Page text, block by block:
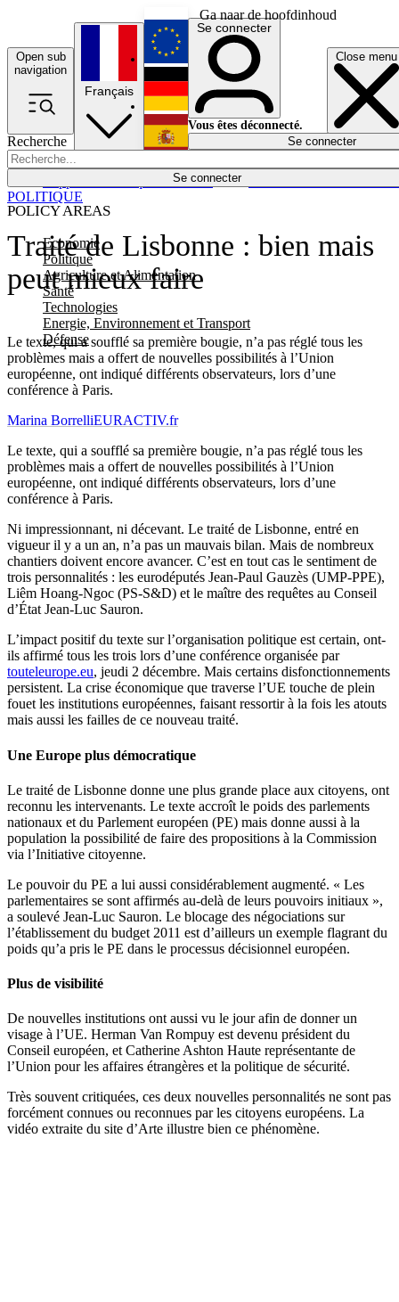
Ga naar de hoofdinhoud
Open sub
navigation
Close menu
Recherche
Se connecter
POLICY AREAS
Economie
Politique
Agriculture et Alimentation
Santé
Technologies
Energie, Environnement et Transport
Défense
Économie
Français
English
Deutsch
Español
Se connecter
Vous êtes déconnecté.
Se connecter
Traité de Lisbonne : bien mais
peut mieux faire
Le texte, qui a soufflé sa première bougie, n’a pas réglé tous les
problèmes mais a offert de nouvelles possibilités à l’Union
européenne, ont indiqué différents observateurs, lors d’une
conférence à Paris.
POLITIQUE
Marina BorrelliEURACTIV.fr
Le texte, qui a soufflé sa première bougie, n’a pas réglé tous les
problèmes mais a offert de nouvelles possibilités à l’Union
européenne, ont indiqué différents observateurs, lors d’une
conférence à Paris.
Ni impressionnant, ni décevant. Le traité de Lisbonne, entré en
vigueur il y a un an, n’a pas un mauvais bilan. Mais de nombreux
chantiers doivent encore avancer. C’est en tout cas le sentiment de
trois personnalités : les eurodéputés Jean-Paul Gauzès (UMP-PPE),
Liêm Hoang-Ngoc (PS-S&D) et le maître des requêtes au Conseil
d’État Jean-Luc Sauron.
L’impact positif du texte sur l’organisation politique est certain, ont-
ils affirmé tous les trois lors d’une conférence organisée par
touteleurope.eu, jeudi 2 décembre. Mais certains disfonctionnements
persistent. La crise économique que traverse l’UE touche de plein
fouet les institutions européennes, faisant ressortir à la fois les atouts
mais aussi les failles de ce nouveau traité.
Une Europe plus démocratique
Le traité de Lisbonne donne une plus grande place aux citoyens, ont
reconnu les intervenants. Le texte accroît le poids des parlements
nationaux et du Parlement européen (PE) mais donne aussi à la
population la possibilité de faire des propositions à la Commission
via l’Initiative citoyenne.
Le pouvoir du PE a lui aussi considérablement augmenté. « Les
parlementaires se sont affirmés au-delà de leurs pouvoirs initiaux »,
a soulevé Jean-Luc Sauron. Le blocage des négociations sur
l’établissement du budget 2011 est d’ailleurs un exemple flagrant du
poids qu’a pris le PE dans le processus décisionnel européen.
Plus de visibilité
De nouvelles institutions ont aussi vu le jour afin de donner un
visage à l’UE. Herman Van Rompuy est devenu président du
Conseil européen, et Catherine Ashton Haute représentante de
l’Union pour les affaires étrangères et la politique de sécurité.
Très souvent critiquées, ces deux nouvelles personnalités ne sont pas
forcément connues ou reconnues par les citoyens européens. La
vidéo extraite du site d’Arte illustre bien ce phénomène.